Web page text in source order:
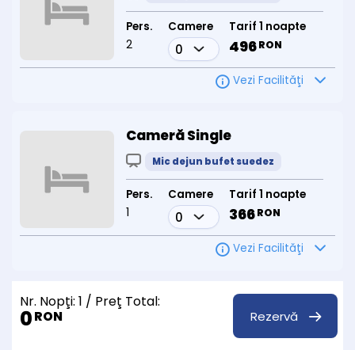
Pers.
2
Camere Tarif 1 noapte
496RON
Vezi Facilităţi
Cameră Single
Mic dejun bufet suedez
Pers.
1
Camere Tarif 1 noapte
366RON
Vezi Facilităţi
Nr. Nopţi: 1 / Preţ Total:
0RON Rezervă